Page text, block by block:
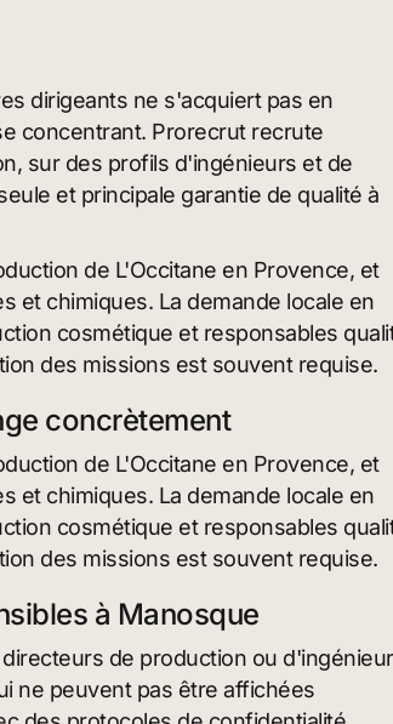
dirigeants ne s'acquiert pas en
concentrant. Prorecrut recrute
sur des profils d'ingénieurs et de
et principale garantie de qualité à
de L'Occitane en Provence, et
et chimiques. La demande locale en
cosmétique et responsables
des missions est souvent requise.
concrètement
de L'Occitane en Provence, et
et chimiques. La demande locale en
cosmétique et responsables
des missions est souvent requise.
à Manosque
de production ou
ne peuvent pas être affichées